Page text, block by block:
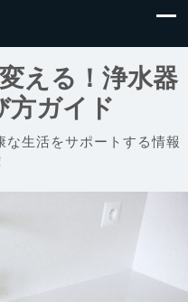
える！浄水器
方ガイド
生活をサポートする情報